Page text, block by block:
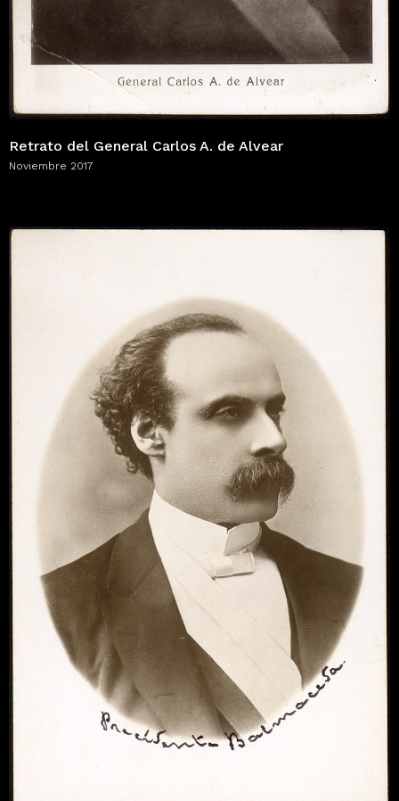
Retrato del General Carlos A. de Alvear
Noviembre 2017